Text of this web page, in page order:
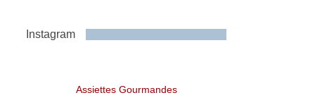
Instagram
Assiettes Gourmandes